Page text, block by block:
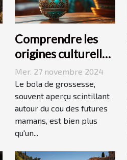
Comprendre les
origines culturelles
du bola de
grossesse
Mer. 27 novembre 2024
Le bola de grossesse,
souvent aperçu scintillant
autour du cou des futures
mamans, est bien plus
qu'un...